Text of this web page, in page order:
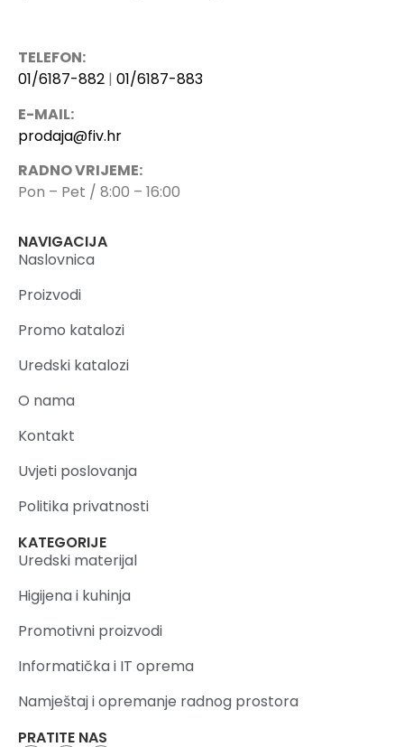
TELEFON:
01/6187-882 | 01/6187-883
E-MAIL:
prodaja@fiv.hr
RADNO VRIJEME:
Pon – Pet / 8:00 – 16:00
NAVIGACIJA
Naslovnica
Proizvodi
Promo katalozi
Uredski katalozi
O nama
Kontakt
Uvjeti poslovanja
Politika privatnosti
KATEGORIJE
Uredski materijal
Higijena i kuhinja
Promotivni proizvodi
Informatička i IT oprema
Namještaj i opremanje radnog prostora
PRATITE NAS